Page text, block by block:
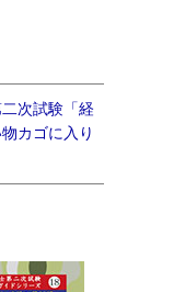
次試験「経
カゴに入り